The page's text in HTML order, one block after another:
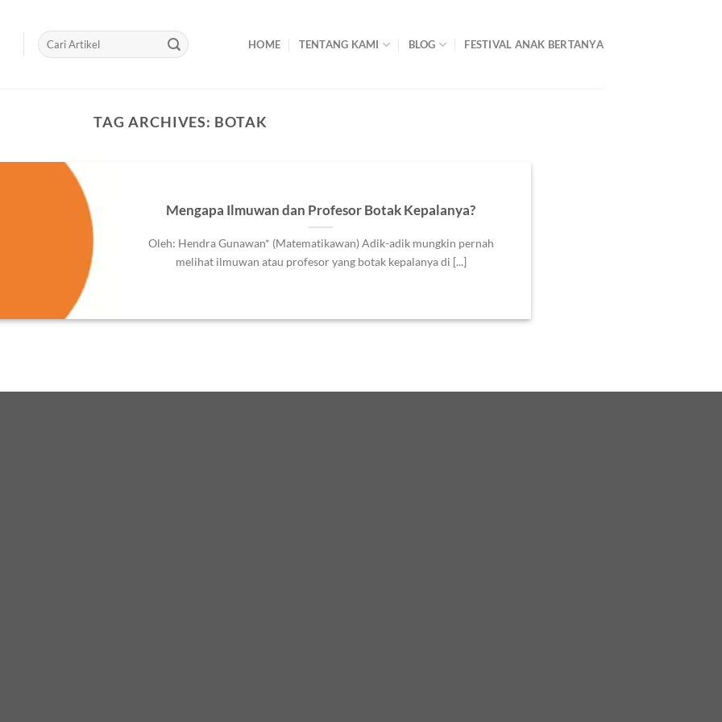
HOME TENTANG KAMI BLOG FESTIVAL ANAK BERTANYA
TAG ARCHIVES: BOTAK
Mengapa Ilmuwan dan Profesor Botak Kepalanya?
Oleh: Hendra Gunawan* (Matematikawan) Adik-adik mungkin pernah
melihat ilmuwan atau profesor yang botak kepalanya di [...]